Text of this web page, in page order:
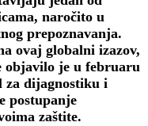
naročito u
prepoznavanja.
ovaj globalni izazov,
objavilo je u februaru
za dijagnostiku i
postupanje
zaštite.